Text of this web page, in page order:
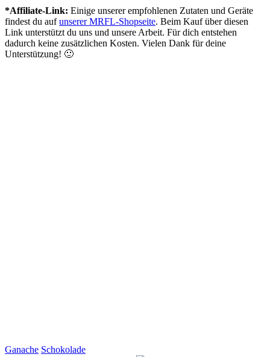
*Affiliate-Link: Einige unserer empfohlenen Zutaten und Geräte
findest du aufunserer MRFL-Shopseite. Beim Kauf über diesen
Link unterstützt du uns und unsere Arbeit. Für dich entstehen
dadurch keine zusätzlichen Kosten. Vielen Dank für deine
Unterstützung! 🙂
Ganache Schokolade